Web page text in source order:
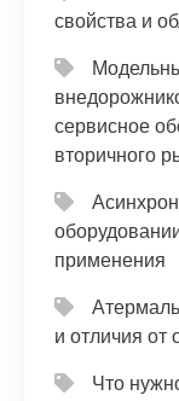
свойства и
сервисное
вторичного
применения
и отличия от
Что